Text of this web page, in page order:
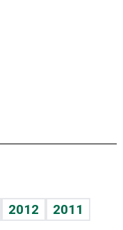
2012
2011